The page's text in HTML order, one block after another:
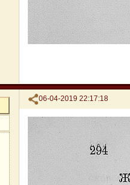
Поделиться
06-04-2019 22:17:18